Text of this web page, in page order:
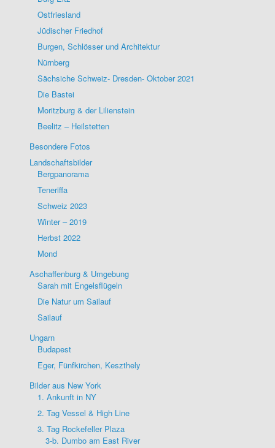
Ostfriesland
Jüdischer Friedhof
Burgen, Schlösser und Architektur
Nürnberg
Sächsiche Schweiz- Dresden- Oktober 2021
Die Bastei
Moritzburg & der Lilienstein
Beelitz – Heilstetten
Besondere Fotos
Landschaftsbilder
Bergpanorama
Teneriffa
Schweiz 2023
Winter – 2019
Herbst 2022
Mond
Aschaffenburg & Umgebung
Sarah mit Engelsflügeln
Die Natur um Sailauf
Sailauf
Ungarn
Budapest
Eger, Fünfkirchen, Keszthely
Bilder aus New York
1. Ankunft in NY
2. Tag Vessel & High Line
3. Tag Rockefeller Plaza
3-b. Dumbo am East River